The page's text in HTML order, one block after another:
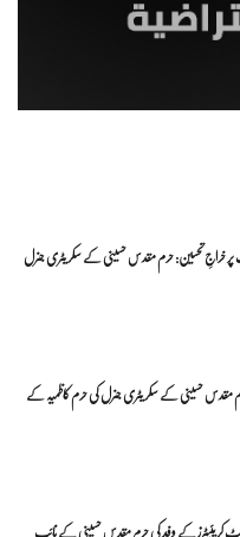
خراجِ تحسین: حرم مقدس حسینی کے سکریٹری جنرل
حسینی کے سکریٹری جنرل کی حرم کاظمیہ کے